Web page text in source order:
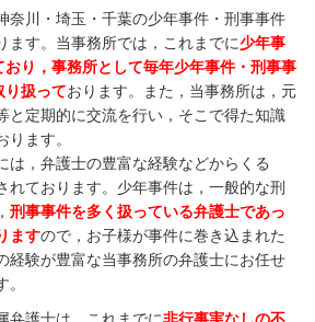
川・埼玉・千葉の少年事件・刑事事件
ます。当事務所では，これまでに少年事
り，事務所として毎年少年事件・刑事事
り扱っております。また，当事務所は，元
と定期的に交流を行い，そこで得た知識
ます。
，弁護士の豊富な経験などからくる
れております。少年事件は，一般的な刑
刑事事件を多く扱っている弁護士であっ
ますので，お子様が事件に巻き込まれた
経験が豊富な当事務所の弁護士にお任せ